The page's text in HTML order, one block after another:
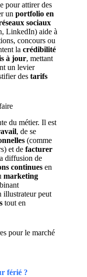
pour attirer des
un portfolio en
sociaux
LinkedIn) aide à
concours ou
la crédibilité
à jour, mettant
un levier
des tarifs
du métier. Il est
, de se
(comme
et de facturer
diffusion de
continues en
marketing
illustrateur peut
tout en
pour le marché
férié ?